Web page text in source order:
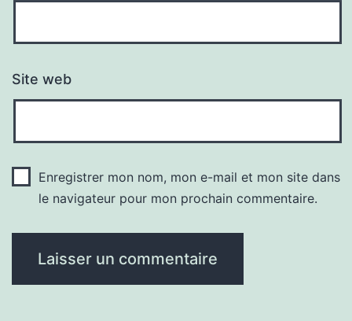
Site web
Enregistrer mon nom, mon e-mail et mon site dans
le navigateur pour mon prochain commentaire.